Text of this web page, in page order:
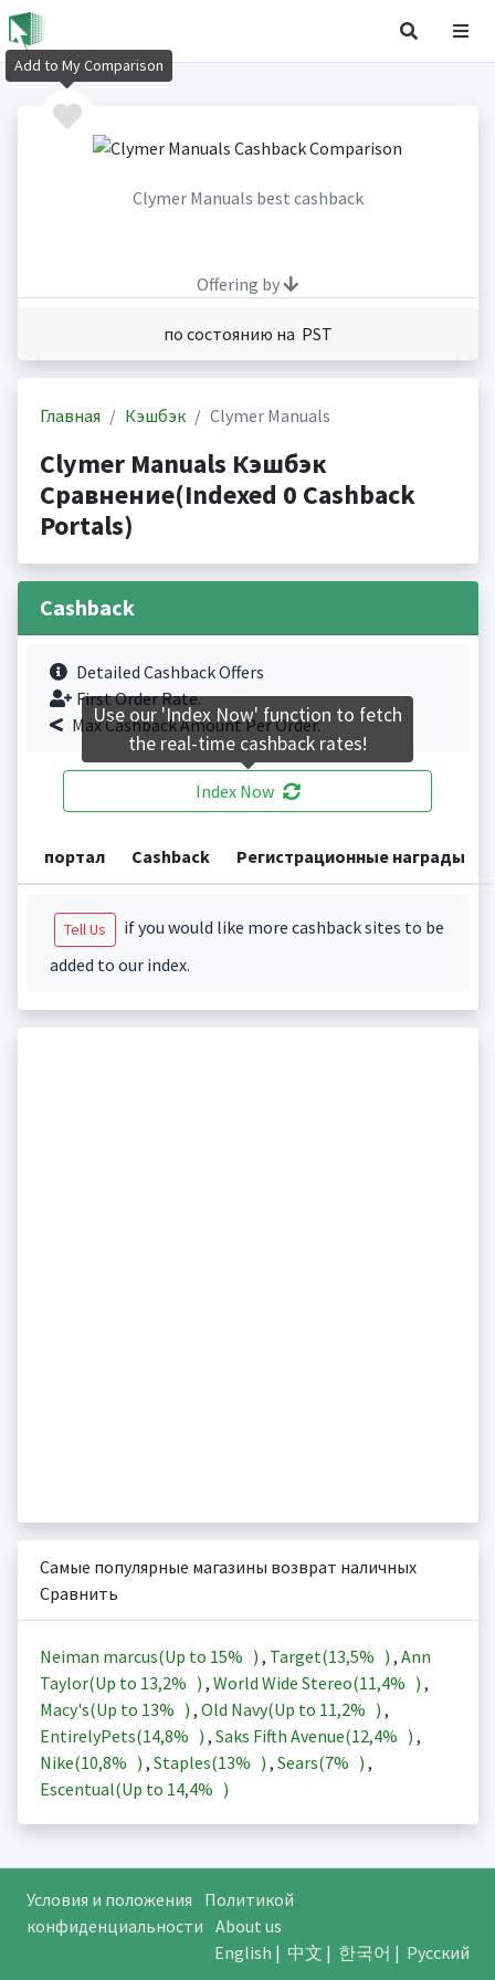
Clymer Manuals best cashback
Offering by
по состоянию на PST
Главная Кэшбэк Clymer Manuals
Clymer Manuals Кэшбэк
Сравнение(Indexed 0 Cashback
Portals)
Cashback
Detailed Cashback Offers
First Order Rate.
Max Cashback Amount Per Order.
Index Now
портал Cashback Регистрационные награды
Tell Us
if you would like more cashback sites to be
added to our index.
Самые популярные магазины возврат наличных
Сравнить
Neiman marcus(Up to 15% ) , Target(13,5% ) , Ann
Taylor(Up to 13,2% ) , World Wide Stereo(11,4% ) ,
Macy's(Up to 13% ) , Old Navy(Up to 11,2% ) ,
EntirelyPets(14,8% ) , Saks Fifth Avenue(12,4% ) ,
Nike(10,8% ) , Staples(13% ) , Sears(7% ) ,
Escentual(Up to 14,4% )
Условия и положения
Политикой
конфиденциальности About us
English | 中文 | 한국어 | Русский
Add to My Comparison
Use our 'Index Now' function to fetch
the real-time cashback rates!